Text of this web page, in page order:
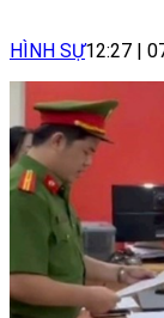
HÌNH SỰ12:27